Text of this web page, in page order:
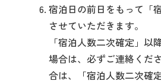
宿泊日の前日をもって「
させていただきます。
「宿泊人数二次確定」以
場合は、必ずご連絡くだ
合は、「宿泊人数二次確